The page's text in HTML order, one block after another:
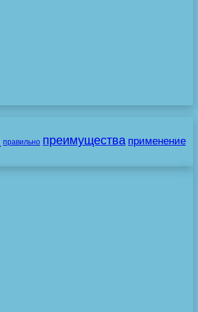
правильно преимущества применение